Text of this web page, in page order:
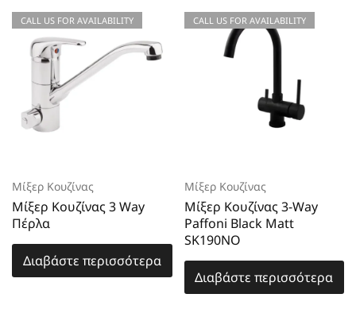
CALL US FOR AVAILABILITY
Μίξερ Κουζίνας
Μίξερ Κουζίνας 3 Way
Πέρλα
Διαβάστε περισσότερα
CALL US FOR AVAILABILITY
Μίξερ Κουζίνας
Μίξερ Κουζίνας 3-Way
Paffoni Black Matt
SK190NO
Διαβάστε περισσότερα